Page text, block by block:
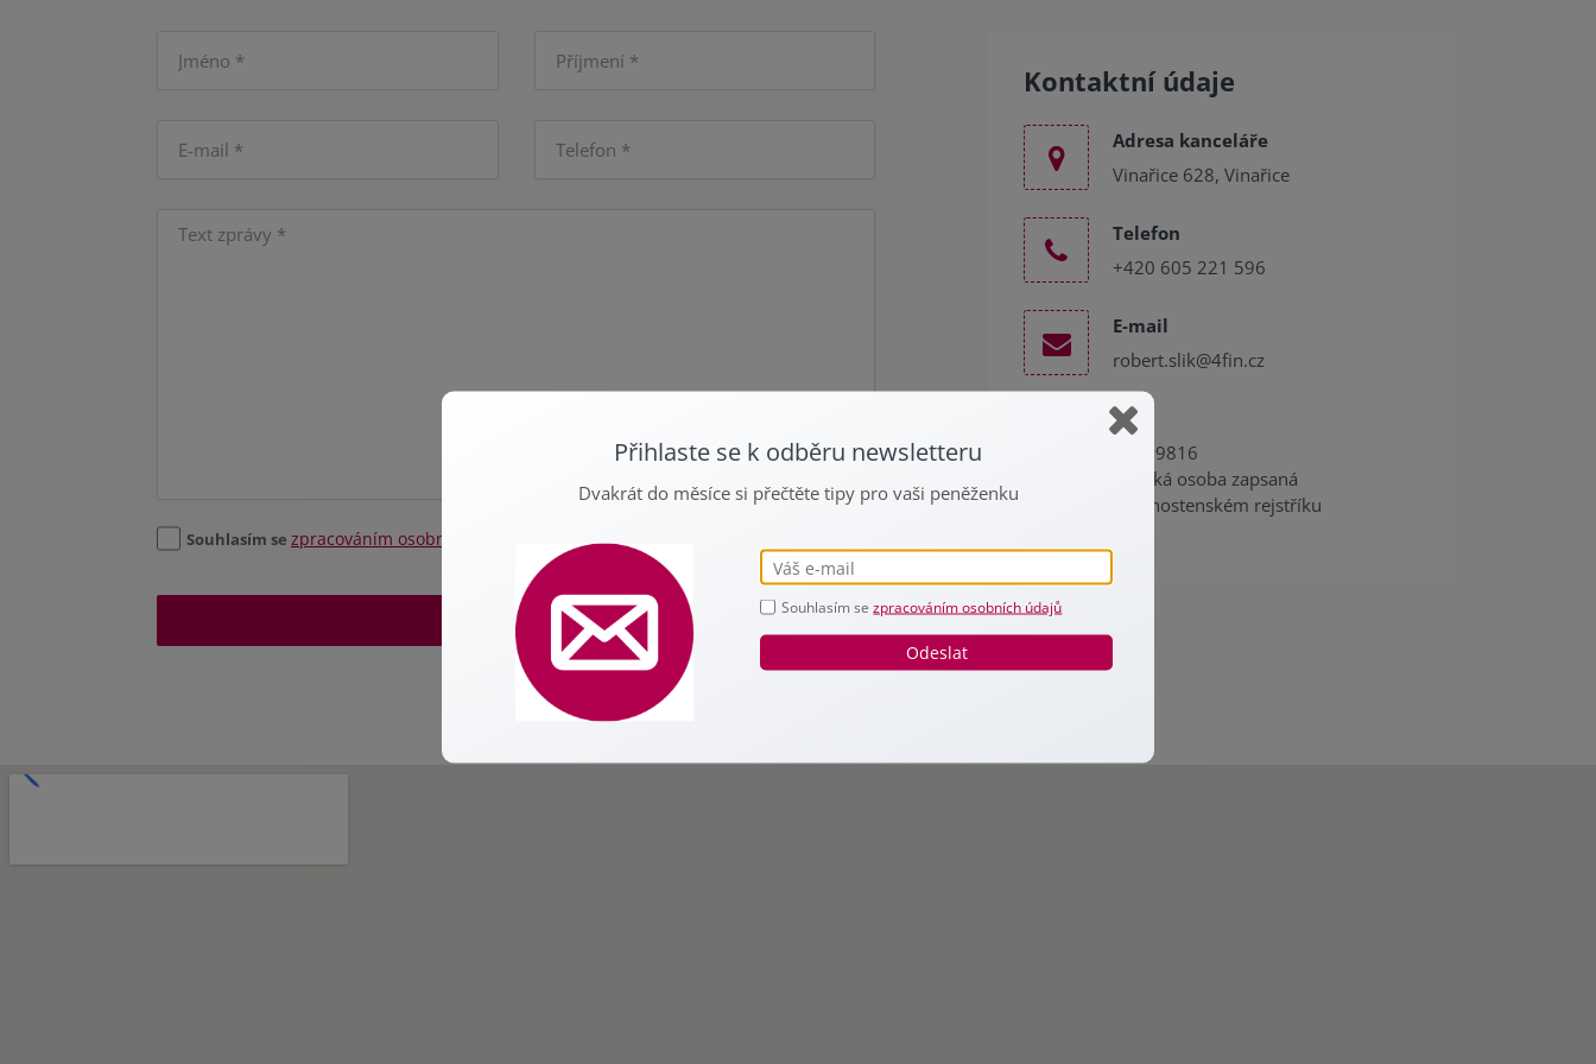
Souhlasím se zpracováním osobních údajů
ODESLAT
Kontaktní údaje
Adresa kanceláře
Vinařice 628, Vinařice
Telefon
+420 605 221 596
E-mail
robert.slik@4fin.cz
IČO
09869816
Fyzická osoba zapsaná
v živnostenském rejstříku
Přihlaste se k odběru newsletteru
Dvakrát do měsíce si přečtěte tipy pro vaši peněženku
Souhlasím sezpracováním osobních údajů
Odeslat